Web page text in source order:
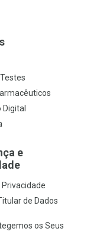
Digital
e
Privacidade
de Dados
os Seus